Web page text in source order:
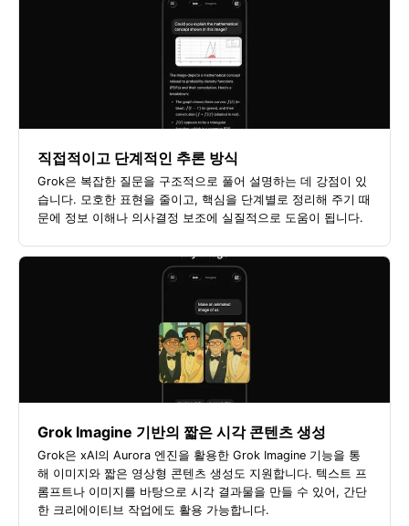
직접적이고 단계적인 추론 방식
Grok은 복잡한 질문을 구조적으로 풀어 설명하는 데 강점이 있
습니다. 모호한 표현을 줄이고, 핵심을 단계별로 정리해 주기 때
문에 정보 이해나 의사결정 보조에 실질적으로 도움이 됩니다.
Grok Imagine 기반의 짧은 시각 콘텐츠 생성
Grok은 xAI의 Aurora 엔진을 활용한 Grok Imagine 기능을 통
해 이미지와 짧은 영상형 콘텐츠 생성도 지원합니다. 텍스트 프
롬프트나 이미지를 바탕으로 시각 결과물을 만들 수 있어, 간단
한 크리에이티브 작업에도 활용 가능합니다.